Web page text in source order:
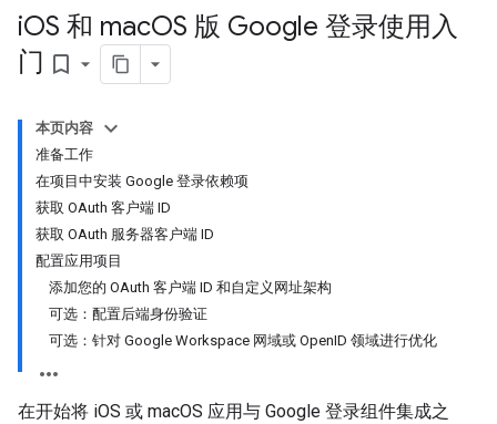
iOS 和 macOS 版 Google 登录使用入
门 bookmark_border
本页内容
准备工作
在项目中安装 Google 登录依赖项
获取 OAuth 客户端 ID
获取 OAuth 服务器客户端 ID
配置应用项目
添加您的 OAuth 客户端 ID 和自定义网址架构
可选：配置后端身份验证
可选：针对 Google Workspace 网域或 OpenID 领域进行优化
在开始将 iOS 或 macOS 应用与 Google 登录组件集成之